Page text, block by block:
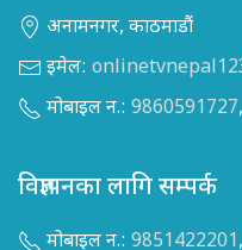
अनामनगर, काठमाडौं
इमेल:
मोबाइल न.: 9860591727,
विज्ञापनका लागि सम्पर्क
मोबाइल न.: 9851422201,